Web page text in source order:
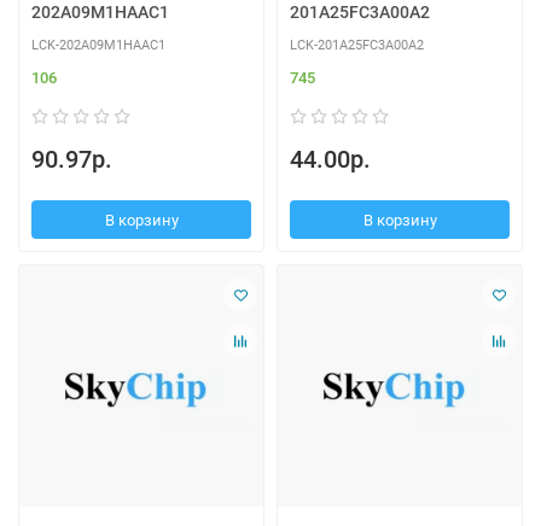
202A09M1HAAC1
LCK-202A09M1HAAC1
106
90.97р.
В корзину
201A25FC3A00A2
LCK-201A25FC3A00A2
745
44.00р.
В корзину